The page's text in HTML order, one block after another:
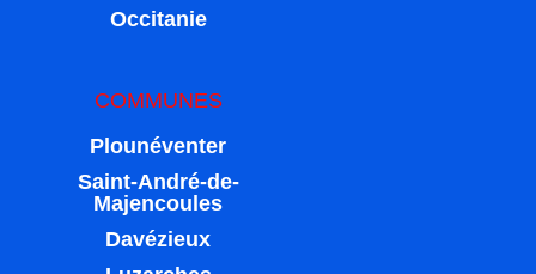
Occitanie
COMMUNES
Plounéventer
Saint-André-de-
Majencoules
Davézieux